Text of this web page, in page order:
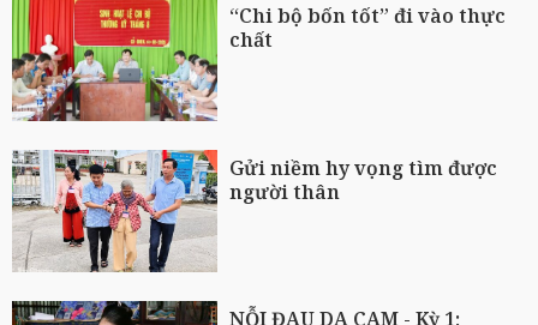
“Chi bộ bốn tốt” đi vào thực
chất
Gửi niềm hy vọng tìm được
người thân
NỖI ĐAU DA CAM - Kỳ 1: